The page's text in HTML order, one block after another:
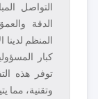
التواصل
الدقة
المنظم
كبار
توفر هذه
وتقنية، مما